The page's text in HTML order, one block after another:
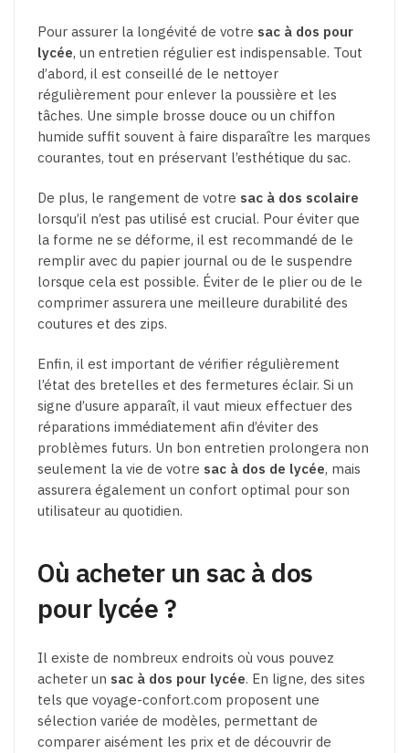
Pour assurer la longévité de votre sac à dos pour
lycée, un entretien régulier est indispensable. Tout
d’abord, il est conseillé de le nettoyer
régulièrement pour enlever la poussière et les
tâches. Une simple brosse douce ou un chiffon
humide suffit souvent à faire disparaître les marques
courantes, tout en préservant l’esthétique du sac.
De plus, le rangement de votre sac à dos scolaire
lorsqu’il n’est pas utilisé est crucial. Pour éviter que
la forme ne se déforme, il est recommandé de le
remplir avec du papier journal ou de le suspendre
lorsque cela est possible. Éviter de le plier ou de le
comprimer assurera une meilleure durabilité des
coutures et des zips.
Enfin, il est important de vérifier régulièrement
l’état des bretelles et des fermetures éclair. Si un
signe d’usure apparaît, il vaut mieux effectuer des
réparations immédiatement afin d’éviter des
problèmes futurs. Un bon entretien prolongera non
seulement la vie de votre sac à dos de lycée, mais
assurera également un confort optimal pour son
utilisateur au quotidien.
Où acheter un sac à dos
pour lycée ?
Il existe de nombreux endroits où vous pouvez
acheter un sac à dos pour lycée. En ligne, des sites
tels que voyage-confort.com proposent une
sélection variée de modèles, permettant de
comparer aisément les prix et de découvrir de